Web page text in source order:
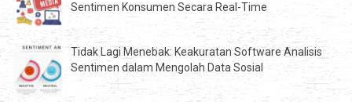
Sentimen Konsumen Secara Real-Time
Tidak Lagi Menebak: Keakuratan Software Analisis
Sentimen dalam Mengolah Data Sosial